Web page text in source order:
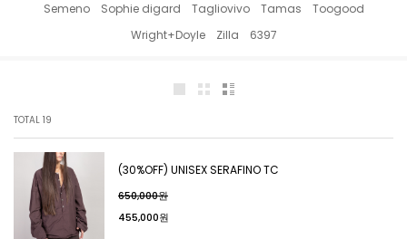
Semeno
Sophie digard Tagliovivo Tamas
Toogood
Wright+Doyle
Zilla 6397
TOTAL 19
(30%OFF) UNISEX SERAFINO TC
650,000원
455,000원